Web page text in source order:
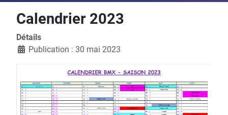
Calendrier 2023
Détails
Publication : 30 mai 2023